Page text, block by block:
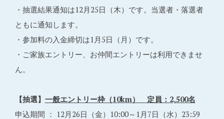
・抽選結果通知は12月25日（木）です。当選者・落選者
ともに通知します。
・参加料の入金締切は1月5日（月）です。
・ご家族エントリー、お仲間エントリーは利用できませ
ん。
【抽選】 一般エントリー枠（10km） 定員：2,500名
申込期間 ： 12月26日（金）10:00～1月7日（水）23:59